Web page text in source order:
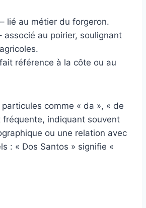
– lié au métier du forgeron.
associé au poirier, soulignant
référence à la côte ou au
comme « da », « de
fréquente, indiquant souvent
ou une relation avec
: « Dos Santos » signifie «